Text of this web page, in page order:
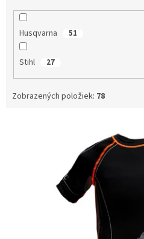
Husqvarna 51
Stihl 27
Zobrazených položiek: 78